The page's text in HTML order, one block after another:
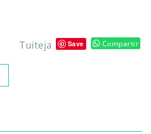
Tuiteja Save Compartir